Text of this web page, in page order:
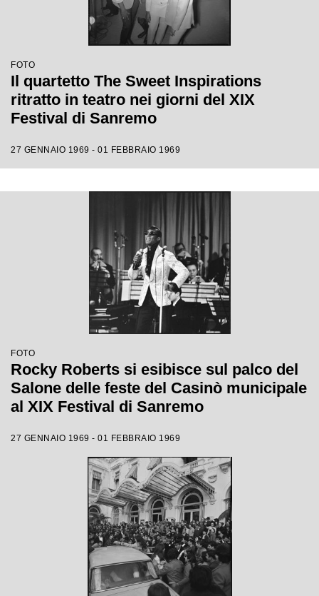
FOTO
Il quartetto The Sweet Inspirations
ritratto in teatro nei giorni del XIX
Festival di Sanremo
27 GENNAIO 1969 - 01 FEBBRAIO 1969
FOTO
Rocky Roberts si esibisce sul palco del
Salone delle feste del Casinò municipale
al XIX Festival di Sanremo
27 GENNAIO 1969 - 01 FEBBRAIO 1969